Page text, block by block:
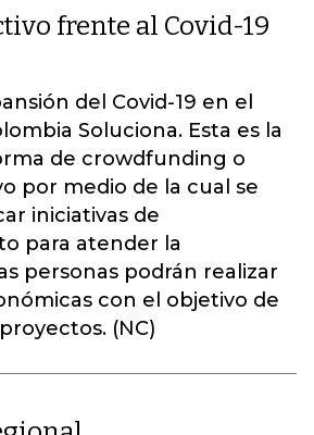
frente al Covid-19
del Covid-19 en el
Soluciona. Esta es la
de crowdfunding o
por medio de la cual se
iniciativas de
para atender la
personas podrán realizar
con el objetivo de
(NC)